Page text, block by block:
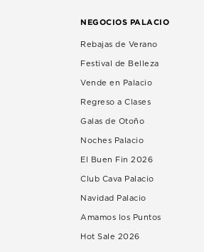
NEGOCIOS PALACIO
Rebajas de Verano
Festival de Belleza
Vende en Palacio
Regreso a Clases
Galas de Otoño
Noches Palacio
El Buen Fin 2026
Club Cava Palacio
Navidad Palacio
Amamos los Puntos
Hot Sale 2026